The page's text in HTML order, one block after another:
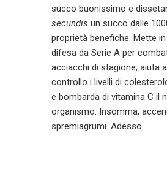
succo buonissimo e
secundis un succo dalle
proprietà benefiche. Mette
difesa da Serie A per
acciacchi di stagione, aiuta
controllo i livelli di
e bombarda di vitamina C il
organismo. Insomma,
spremiagrumi. Adesso.